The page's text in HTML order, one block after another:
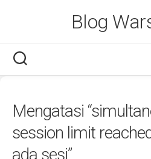
Blog
Mengatasi
session limit
ada sesi”